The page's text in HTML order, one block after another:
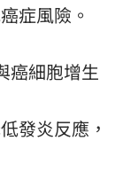
症風險。
癌細胞增生
發炎反應，